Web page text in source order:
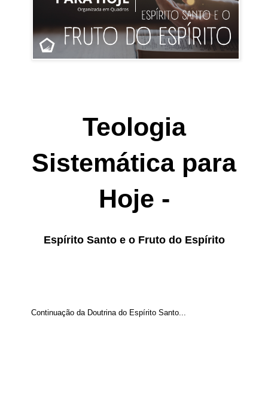
Teologia
Sistemática para
Hoje -
Espírito Santo e o Fruto do Espírito
Continuação da Doutrina do Espírito Santo...